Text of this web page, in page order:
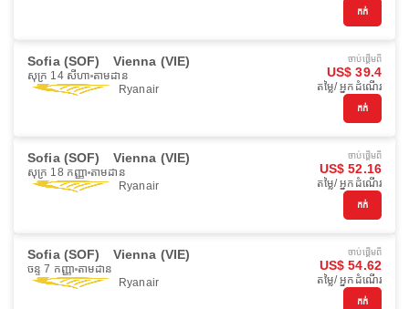
កក់
Sofia (SOF) Vienna (VIE)
សុក្រ 14 សីហា តាមដាន
Ryanair
ចាប់ផ្ដើមពី
US$ 39.4
តម្លៃ/ អ្នកដំណើរ
កក់
Sofia (SOF) Vienna (VIE)
សុក្រ 18 កញ្ញា តាមដាន
Ryanair
ចាប់ផ្ដើមពី
US$ 52.16
តម្លៃ/ អ្នកដំណើរ
កក់
Sofia (SOF) Vienna (VIE)
ចន្ទ 7 កញ្ញា តាមដាន
Ryanair
ចាប់ផ្ដើមពី
US$ 54.62
តម្លៃ/ អ្នកដំណើរ
កក់